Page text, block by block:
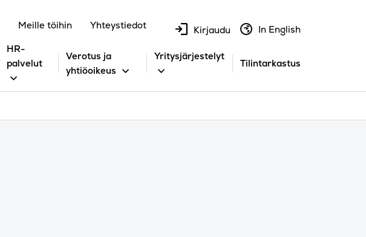
Meille töihin Yhteystiedot Kirjaudu In English
HR-
palvelut
Verotus ja
yhtiöoikeus
Yritysjärjestelyt
Tilintarkastus